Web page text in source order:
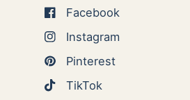
Facebook
Instagram
Pinterest
TikTok